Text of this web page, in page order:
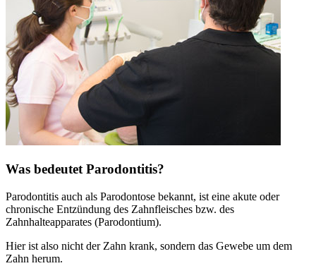
Was bedeutet Parodontitis?
Parodontitis auch als Parodontose bekannt, ist eine akute oder
chronische Entzündung des Zahnfleisches bzw. des
Zahnhalteapparates (Parodontium).
Hier ist also nicht der Zahn krank, sondern das Gewebe um dem
Zahn herum.